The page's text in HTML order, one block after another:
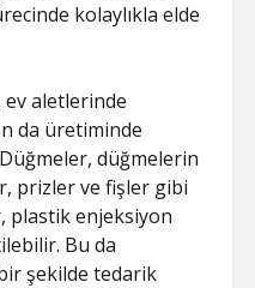
kolaylıkla elde
ev aletlerinde
da üretiminde
düğmelerin
prizler ve fişler gibi
plastik enjeksiyon
Bu da
şekilde tedarik